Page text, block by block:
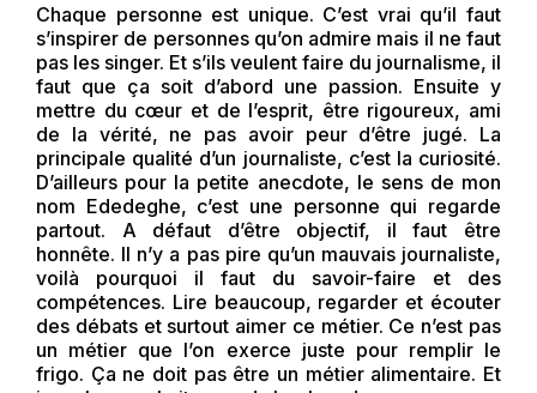
Chaque personne est unique. C’est vrai qu’il faut
s’inspirer de personnes qu’on admire mais il ne faut
pas les singer. Et s’ils veulent faire du journalisme, il
faut que ça soit d’abord une passion. Ensuite y
mettre du cœur et de l’esprit, être rigoureux, ami
de la vérité, ne pas avoir peur d’être jugé. La
principale qualité d’un journaliste, c’est la curiosité.
D’ailleurs pour la petite anecdote, le sens de mon
nom Ededeghe, c’est une personne qui regarde
partout. A défaut d’être objectif, il faut être
honnête. Il n’y a pas pire qu’un mauvais journaliste,
voilà pourquoi il faut du savoir-faire et des
compétences. Lire beaucoup, regarder et écouter
des débats et surtout aimer ce métier. Ce n’est pas
un métier que l’on exerce juste pour remplir le
frigo. Ça ne doit pas être un métier alimentaire. Et